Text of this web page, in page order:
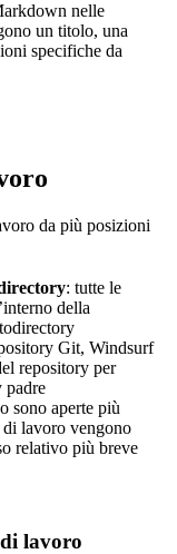
nelle
un titolo, una
specifiche da
da più posizioni
: tutte le
della
Git, Windsurf
repository per
padre
sono aperte più
di lavoro vengono
relativo più breve
lavoro